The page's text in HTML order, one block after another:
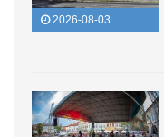
2026-08-03